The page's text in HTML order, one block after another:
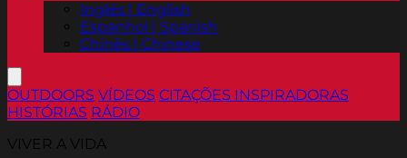
Inglés | English
Espanhol | Spanish
Chinês | Chinese
OUTDOORS VÍDEOS CITAÇÕES INSPIRADORAS
HISTÓRIAS RÁDIO
VIVER A VIDA